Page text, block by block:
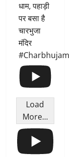
धाम, पहाड़ी
पर बसा है
चारभुजा
मंदिर
Load
More...